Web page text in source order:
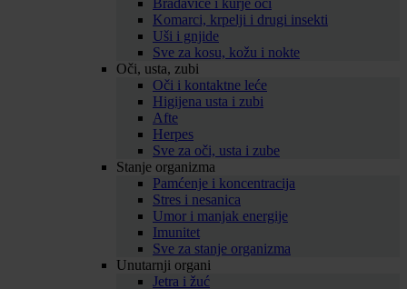
Bradavice i kurje oči
Komarci, krpelji i drugi insekti
Uši i gnjide
Sve za kosu, kožu i nokte
Oči, usta, zubi
Oči i kontaktne leće
Higijena usta i zubi
Afte
Herpes
Sve za oči, usta i zube
Stanje organizma
Pamćenje i koncentracija
Stres i nesanica
Umor i manjak energije
Imunitet
Sve za stanje organizma
Unutarnji organi
Jetra i žuć